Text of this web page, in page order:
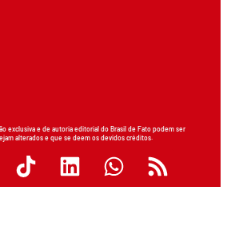
exclusiva e de autoria editorial do Brasil de Fato podem ser
alterados e que se deem os devidos créditos.